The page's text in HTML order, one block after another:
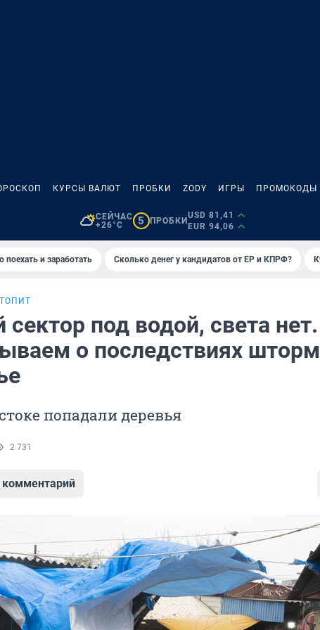
КУРСЫ ВАЛЮТ ПРОБКИ ZODY ИГРЫ ПРОМОКОДЫ
СЕЙЧАС
+26°C
5 ПРОБКИ
USD 81,41
EUR 94,06
поехать и заработать Сколько денег у кандидатов от ЕР и КПРФ?
под водой, света нет.
о последствиях
попадали деревья
2 731
комментарий